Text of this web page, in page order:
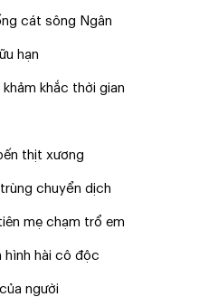
cát sông Ngân
hạn
khắc thời gian
thịt xương
chuyển dịch
mẹ chạm trổ em
cô độc
người